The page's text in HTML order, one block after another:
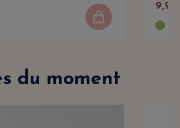
9,90
du moment